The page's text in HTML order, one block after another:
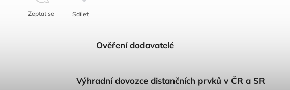
Zeptat se Sdílet
Ověření dodavatelé
Výhradní dovozce distančních prvků v ČR a SR